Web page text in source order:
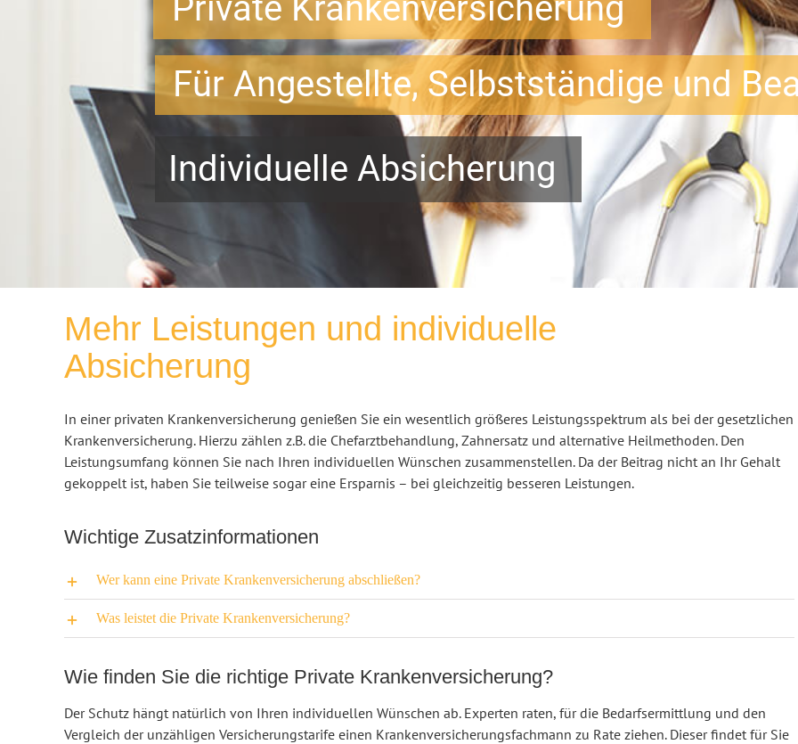
Individuelle Absicherung
Für Angestellte, Selbstständige und
Private Krankenversicherung
Mehr Leistungen und individuelle
Absicherung
In einer privaten Krankenversicherung genießen Sie ein wesentlich größeres Leistungsspektrum als bei der gesetzlichen
Krankenversicherung. Hierzu zählen z.B. die Chefarztbehandlung, Zahnersatz und alternative Heilmethoden. Den
Leistungsumfang können Sie nach Ihren individuellen Wünschen zusammenstellen. Da der Beitrag nicht an Ihr Gehalt
gekoppelt ist, haben Sie teilweise sogar eine Ersparnis – bei gleichzeitig besseren Leistungen.
Wichtige Zusatzinformationen
Wer kann eine Private Krankenversicherung abschließen?
Was leistet die Private Krankenversicherung?
Wie finden Sie die richtige Private Krankenversicherung?
Der Schutz hängt natürlich von Ihren individuellen Wünschen ab. Experten raten, für die Bedarfsermittlung und den
Vergleich der unzähligen Versicherungstarife einen Krankenversicherungsfachmann zu Rate ziehen. Dieser findet für Sie